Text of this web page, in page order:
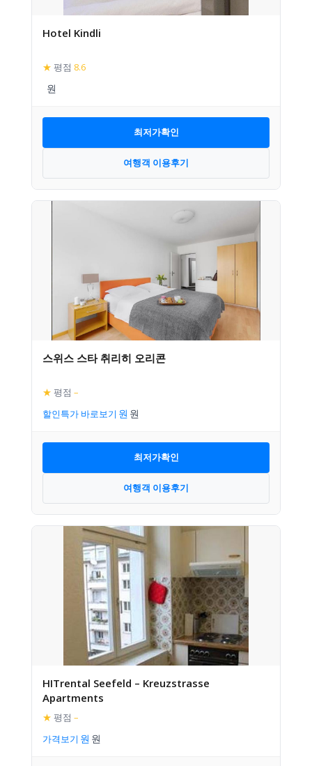
Hotel Kindli
★ 평점 8.6
최저가확인
여행객 이용후기
스위스 스타 취리히 오리콘
★ 평점 –
할인특가 바로보기
최저가확인
여행객 이용후기
HITrental Seefeld – Kreuzstrasse
Apartments
★ 평점 –
가격보기